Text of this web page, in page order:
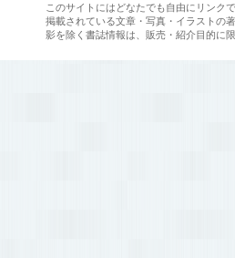
このサイトにはどなたでも自由にリンクで
掲載されている文章・写真・イラストの
影を除く書誌情報は、販売・紹介目的に